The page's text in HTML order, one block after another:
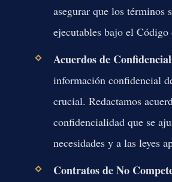
asegurar que los términos
ejecutables bajo el
Acuerdos de
información confidencial
crucial. Redactamos
confidencialidad que se
necesidades y a las leyes
Contratos de No